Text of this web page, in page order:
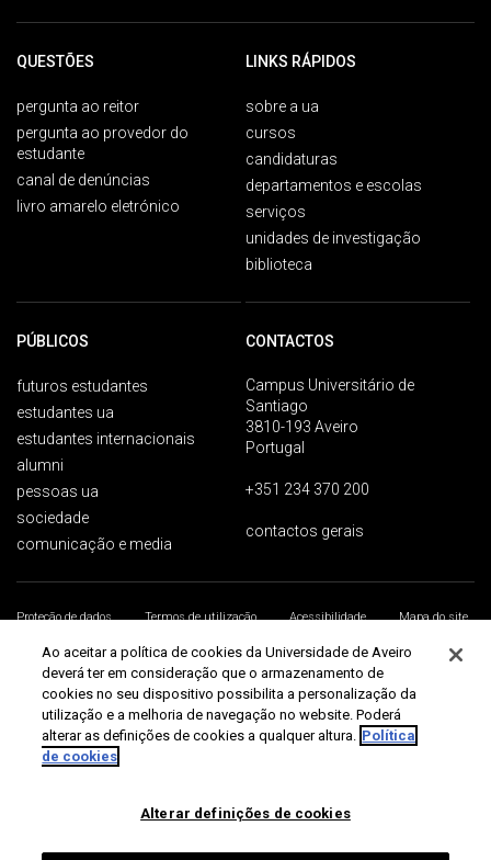
QUESTÕES
pergunta ao reitor
pergunta ao provedor do
estudante
canal de denúncias
livro amarelo eletrónico
LINKS RÁPIDOS
sobre a ua
cursos
candidaturas
departamentos e escolas
serviços
unidades de investigação
biblioteca
PÚBLICOS
futuros estudantes
estudantes ua
estudantes internacionais
alumni
pessoas ua
sociedade
comunicação e media
CONTACTOS
Campus Universitário de
Santiago
3810-193 Aveiro
Portugal
+351 234 370 200
contactos gerais
Proteção de dados Termos de utilização Acessibilidade
Mapa do site
Universidade de Aveiro 2026
Ao aceitar a política de cookies da Universidade de Aveiro
deverá ter em consideração que o armazenamento de
cookies no seu dispositivo possibilita a personalização da
utilização e a melhoria de navegação no website. Poderá
alterar as definições de cookies a qualquer altura. Política
de cookies
Alterar definições de cookies